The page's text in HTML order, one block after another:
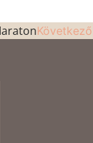
Következő